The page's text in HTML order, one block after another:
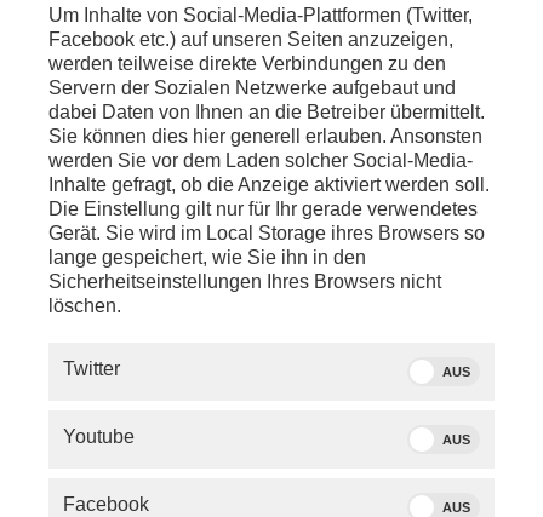
SERVICE
Um Inhalte von Social-Media-Plattformen (Twitter,
Facebook etc.) auf unseren Seiten anzuzeigen,
werden teilweise direkte Verbindungen zu den
Servern der Sozialen Netzwerke aufgebaut und
dabei Daten von Ihnen an die Betreiber übermittelt.
Sie können dies hier generell erlauben. Ansonsten
werden Sie vor dem Laden solcher Social-Media-
Inhalte gefragt, ob die Anzeige aktiviert werden soll.
Die Einstellung gilt nur für Ihr gerade verwendetes
Gerät. Sie wird im Local Storage ihres Browsers so
lange gespeichert, wie Sie ihn in den
Sicherheitseinstellungen Ihres Browsers nicht
löschen.
Twitter AUS
Youtube AUS
Facebook AUS